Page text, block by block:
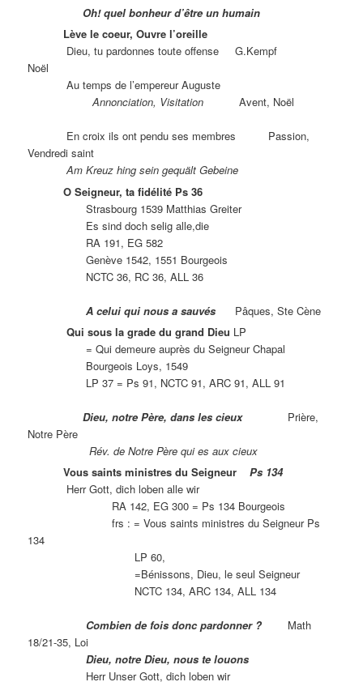
Oh! quel bonheur d’être un humain
Lève le coeur, Ouvre l’oreille
Dieu, tu pardonnes toute offense G.Kempf
Noël
Au temps de l’empereur Auguste
Annonciation, VisitationAvent, Noël
En croix ils ont pendu ses membres Passion,
Vendredi saint
Am Kreuz hing sein gequält Gebeine
O Seigneur, ta fidélité Ps 36
Strasbourg 1539 Matthias Greiter
Es sind doch selig alle,die
RA 191, EG 582
Genève 1542, 1551 Bourgeois
NCTC 36, RC 36, ALL 36
A celui qui nous a sauvés Pâques, Ste Cène
Qui sous la grade du grand Dieu LP
= Qui demeure auprès du Seigneur Chapal
Bourgeois Loys, 1549
LP 37 = Ps 91, NCTC 91, ARC 91, ALL 91
Dieu, notre Père, dans les cieux
Prière,
Notre Père
Rév. de Notre Père qui es aux cieux
Vous saints ministres du Seigneur
Ps 134
Herr Gott, dich loben alle wir
RA 142, EG 300 = Ps 134 Bourgeois
frs : = Vous saints ministres du Seigneur Ps
134
LP 60,
=Bénissons, Dieu, le seul Seigneur
NCTC 134, ARC 134, ALL 134
Combien de fois donc pardonner ? Math
18/21-35, Loi
Dieu, notre Dieu, nous te louons
Herr Unser Gott, dich loben wir